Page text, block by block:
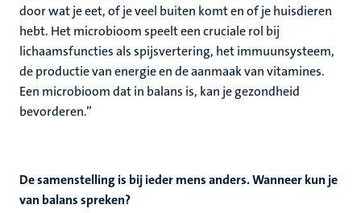
door wat je eet, of je veel buiten komt en of je huisdieren
hebt. Het microbioom speelt een cruciale rol bij
lichaamsfuncties als spijsvertering, het immuunsysteem,
de productie van energie en de aanmaak van vitamines.
Een microbioom dat in balans is, kan je gezondheid
bevorderen.”
De samenstelling is bij ieder mens anders. Wanneer kun je
van balans spreken?